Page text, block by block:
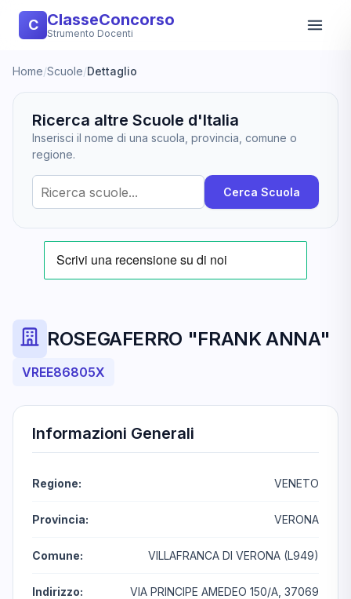
C ClasseConcorso
Strumento Docenti
Home/Scuole/Dettaglio
Ricerca altre Scuole d'Italia
Inserisci il nome di una scuola, provincia, comune o
regione.
Cerca Scuola
ROSEGAFERRO "FRANK ANNA"
VREE86805X
Informazioni Generali
Regione: VENETO
Provincia: VERONA
Comune: VILLAFRANCA DI VERONA (L949)
Indirizzo: VIA PRINCIPE AMEDEO 150/A, 37069